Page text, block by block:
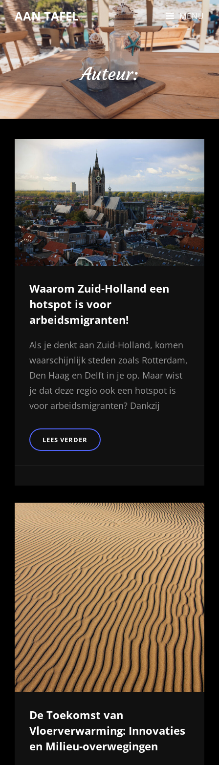
AAN TAFEL MENU
Auteur:
Waarom Zuid-Holland een
hotspot is voor
arbeidsmigranten!
Als je denkt aan Zuid-Holland, komen
waarschijnlijk steden zoals Rotterdam,
Den Haag en Delft in je op. Maar wist
je dat deze regio ook een hotspot is
voor arbeidsmigranten? Dankzij
LEES VERDER WAAROM
ZUID-
ARBEIDSMIGRANTEN!
De Toekomst van
Vloerverwarming: Innovaties
en Milieu-overwegingen